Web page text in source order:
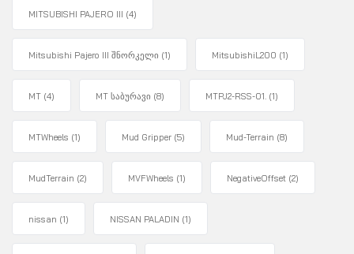
MITSUBISHI PAJERO III (4)
Mitsubishi Pajero III შნორკელი (1) MitsubishiL200 (1)
MT (4) MT საბურავი (8) MTPJ2-RSS-01. (1)
MTWheels (1) Mud Gripper (5) Mud-Terrain (8)
MudTerrain (2) MVFWheels (1) NegativeOffset (2)
nissan (1) NISSAN PALADIN (1)